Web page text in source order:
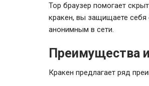
Тор браузер помогает
кракен, вы защищаете себя
анонимным в сети.
Преимущества
Кракен предлагает ряд